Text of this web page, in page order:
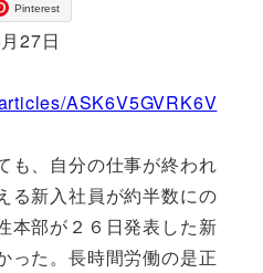
Pinterest
27日
ASK6V5GVRK6V
も、自分の仕事が終われ
新入社員が約半数にの
本部が２６日発表した新
った。長時間労働の是正